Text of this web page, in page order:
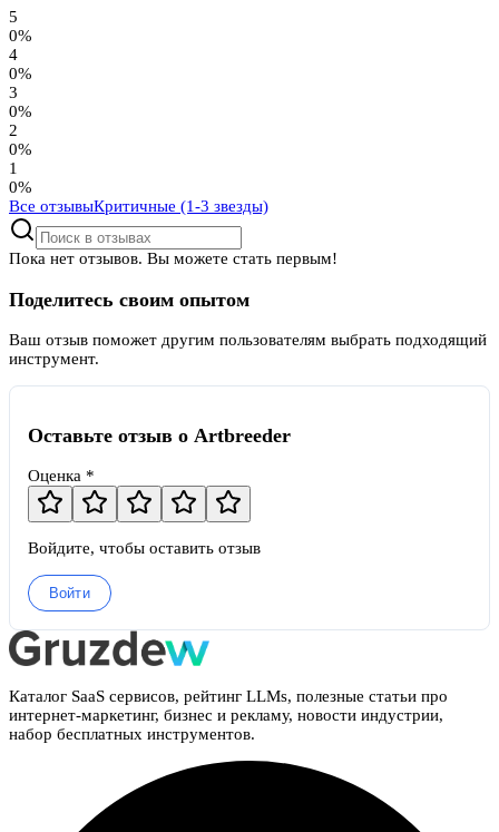
5
0%
4
0%
3
0%
2
0%
1
0%
Все отзывыКритичные (1-3 звезды)
Пока нет отзывов. Вы можете стать первым!
Поделитесь своим опытом
Ваш отзыв поможет другим пользователям выбрать подходящий
инструмент.
Оставьте отзыв о Artbreeder
Оценка *
Войдите, чтобы оставить отзыв
Войти
Каталог SaaS сервисов, рейтинг LLMs, полезные статьи про
интернет-маркетинг, бизнес и рекламу, новости индустрии,
набор бесплатных инструментов.